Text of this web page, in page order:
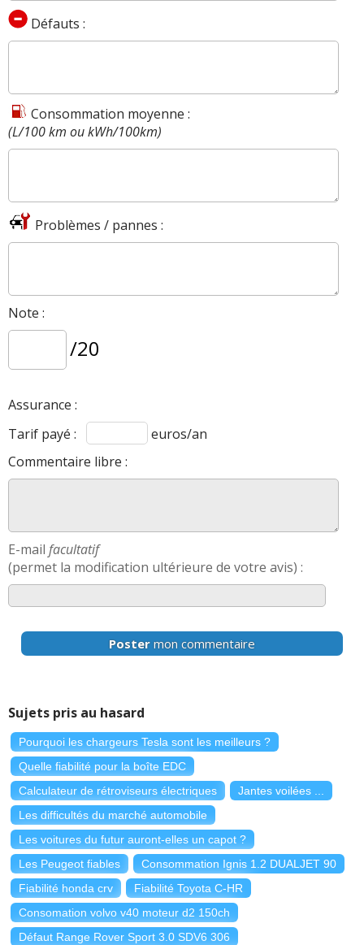
Défauts :
Consommation moyenne :
(L/100 km ou kWh/100km)
Problèmes / pannes :
Note :
/20
Assurance :
Tarif payé :
euros/an
Commentaire libre :
E-mail facultatif
(permet la modification ultérieure de votre avis) :
Poster mon commentaire
Sujets pris au hasard
Pourquoi les chargeurs Tesla sont les meilleurs ?
Quelle fiabilité pour la boîte EDC
Calculateur de rétroviseurs électriques
Jantes voilées ...
Les difficultés du marché automobile
Les voitures du futur auront-elles un capot ?
Les Peugeot fiables
Consommation Ignis 1.2 DUALJET 90
Fiabilité honda crv
Fiabilité Toyota C-HR
Consomation volvo v40 moteur d2 150ch
Défaut Range Rover Sport 3.0 SDV6 306